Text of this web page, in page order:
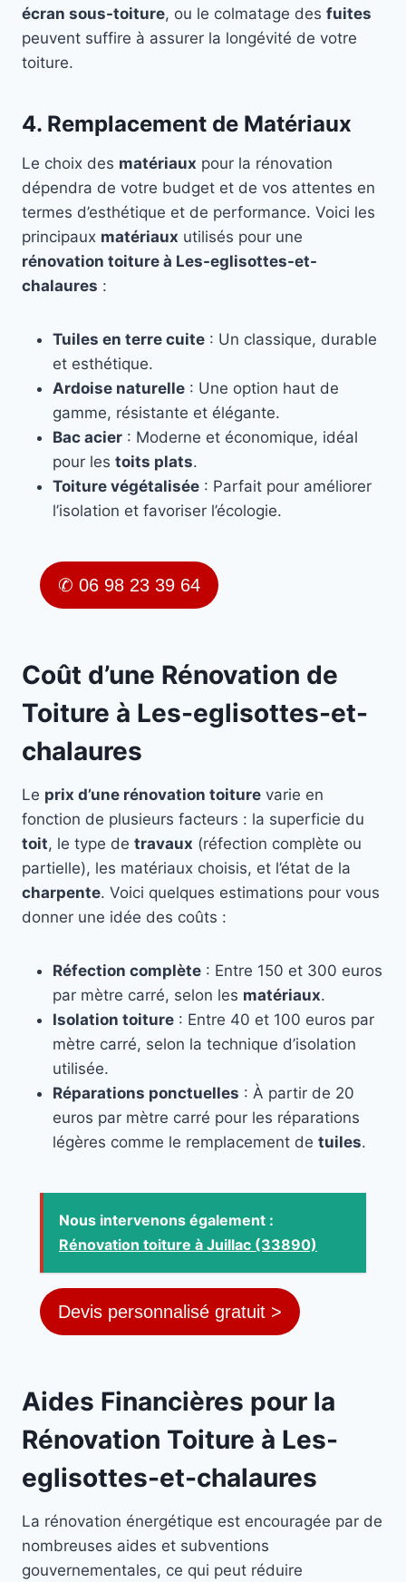
écran sous-toiture, ou le colmatage des fuites
peuvent suffire à assurer la longévité de votre
toiture.
4. Remplacement de Matériaux
Le choix des matériaux pour la rénovation
dépendra de votre budget et de vos attentes en
termes d’esthétique et de performance. Voici les
principaux matériaux utilisés pour une
rénovation toiture à Les-eglisottes-et-
chalaures :
Tuiles en terre cuite : Un classique, durable
et esthétique.
Ardoise naturelle : Une option haut de
gamme, résistante et élégante.
Bac acier : Moderne et économique, idéal
pour les toits plats.
Toiture végétalisée : Parfait pour améliorer
l’isolation et favoriser l’écologie.
✆ 06 98 23 39 64
Coût d’une Rénovation de
Toiture à Les-eglisottes-et-
chalaures
Le prix d’une rénovation toiture varie en
fonction de plusieurs facteurs : la superficie du
toit, le type de travaux (réfection complète ou
partielle), les matériaux choisis, et l’état de la
charpente. Voici quelques estimations pour vous
donner une idée des coûts :
Réfection complète : Entre 150 et 300 euros
par mètre carré, selon les matériaux.
Isolation toiture : Entre 40 et 100 euros par
mètre carré, selon la technique d’isolation
utilisée.
Réparations ponctuelles : À partir de 20
euros par mètre carré pour les réparations
légères comme le remplacement de tuiles.
Nous intervenons également :
Rénovation toiture à Juillac (33890)
Devis personnalisé gratuit >
Aides Financières pour la
Rénovation Toiture à Les-
eglisottes-et-chalaures
La rénovation énergétique est encouragée par de
nombreuses aides et subventions
gouvernementales, ce qui peut réduire